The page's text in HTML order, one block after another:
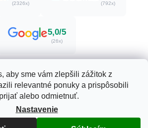
aby sme vám zlepšili zážitok z
relevantné ponuky a prispôsobili
alebo odmietnuť.
Nastavenie
(2326x) (792x)
5,0/5
(26x)
Vytvoril Shoptet
. Všetky práva vyhradené.